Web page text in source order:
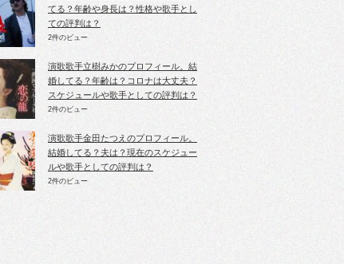
てる？年齢や身長は？性格や歌手とし
ての評判は？
2件のビュー
演歌歌手立樹みかのプロフィール。結
婚してる？年齢は？コロナは大丈夫？
スケジュールや歌手としての評判は？
2件のビュー
演歌歌手金田たつえのプロフィール。
結婚してる？夫は？現在のスケジュー
ルや歌手としての評判は？
2件のビュー